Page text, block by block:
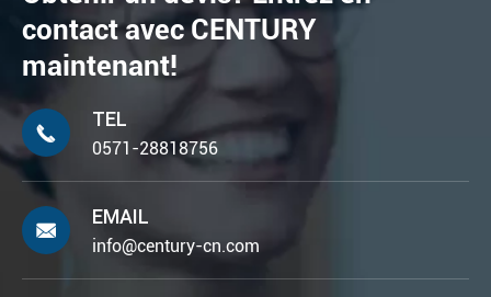
contact avec CENTURY
maintenant!

TEL
0571-28818756

EMAIL
info@century-cn.com